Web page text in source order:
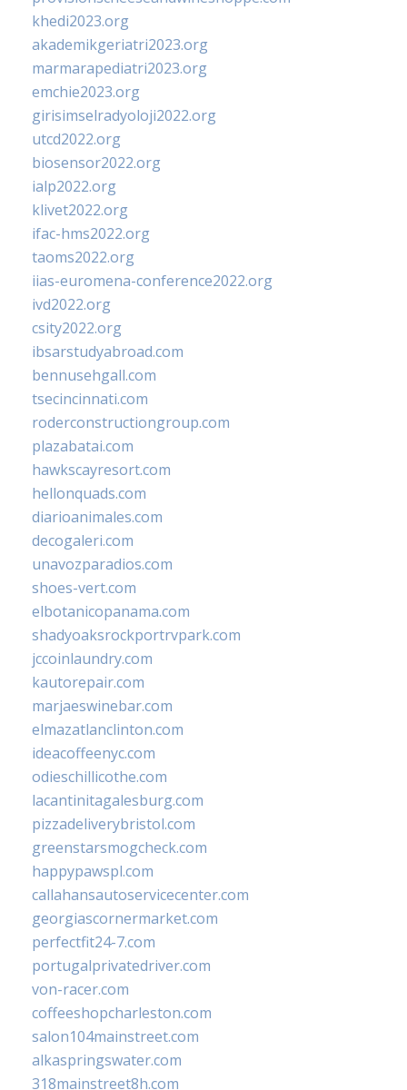
khedi2023.org
akademikgeriatri2023.org
marmarapediatri2023.org
emchie2023.org
girisimselradyoloji2022.org
utcd2022.org
biosensor2022.org
ialp2022.org
klivet2022.org
ifac-hms2022.org
taoms2022.org
iias-euromena-conference2022.org
ivd2022.org
csity2022.org
ibsarstudyabroad.com
bennusehgall.com
tsecincinnati.com
roderconstructiongroup.com
plazabatai.com
hawkscayresort.com
hellonquads.com
diarioanimales.com
decogaleri.com
unavozparadios.com
shoes-vert.com
elbotanicopanama.com
shadyoaksrockportrvpark.com
jccoinlaundry.com
kautorepair.com
marjaeswinebar.com
elmazatlanclinton.com
ideacoffeenyc.com
odieschillicothe.com
lacantinitagalesburg.com
pizzadeliverybristol.com
greenstarsmogcheck.com
happypawspl.com
callahansautoservicecenter.com
georgiascornermarket.com
perfectfit24-7.com
portugalprivatedriver.com
von-racer.com
coffeeshopcharleston.com
salon104mainstreet.com
alkaspringswater.com
318mainstreet8h.com